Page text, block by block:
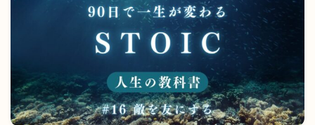
お問い合わせ
プライバシーポリシー